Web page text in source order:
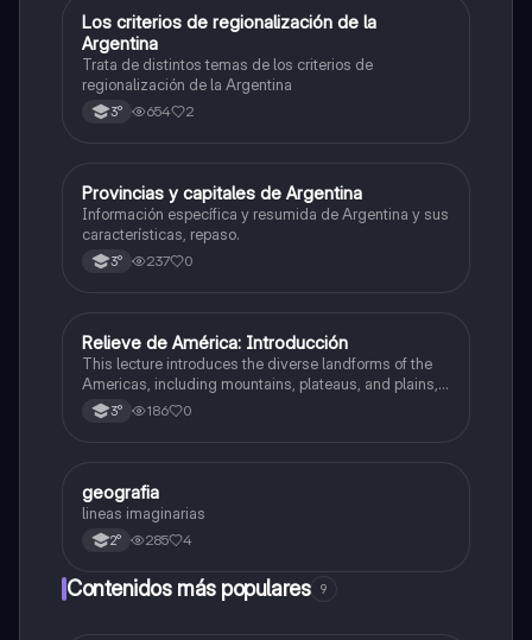
Geografía
Los criterios de regionalización de la
Argentina
Trata de distintos temas de los criterios de
regionalización de la Argentina
3° 654 2
Geografía
Provincias y capitales de Argentina
Información específica y resumida de Argentina y sus
características, repaso.
3° 237 0
Geografía
Relieve de América: Introducción
This lecture introduces the diverse landforms of the
Americas, including mountains, plateaus, and plains,
and their impact on geography, hydrography, and
population distribution.
3° 186 0
Geografía
geografia
lineas imaginarias
2° 285 4
Contenidos más populares 9